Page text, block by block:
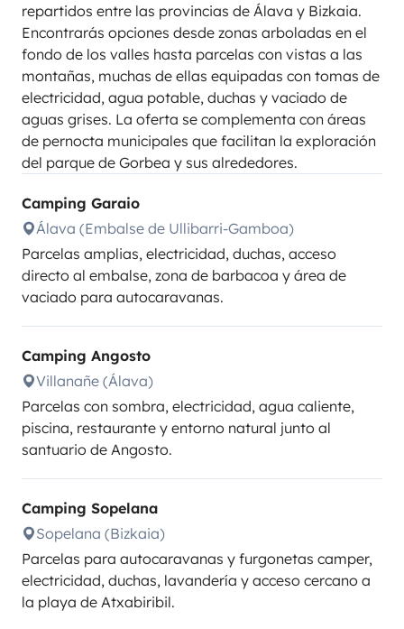
repartidos entre las provincias de Álava y Bizkaia.
Encontrarás opciones desde zonas arboladas en el
fondo de los valles hasta parcelas con vistas a las
montañas, muchas de ellas equipadas con tomas de
electricidad, agua potable, duchas y vaciado de
aguas grises. La oferta se complementa con áreas
de pernocta municipales que facilitan la exploración
del parque de Gorbea y sus alrededores.
Camping Garaio
Álava (Embalse de Ullibarri-Gamboa)
Parcelas amplias, electricidad, duchas, acceso
directo al embalse, zona de barbacoa y área de
vaciado para autocaravanas.
Camping Angosto
Villanañe (Álava)
Parcelas con sombra, electricidad, agua caliente,
piscina, restaurante y entorno natural junto al
santuario de Angosto.
Camping Sopelana
Sopelana (Bizkaia)
Parcelas para autocaravanas y furgonetas camper,
electricidad, duchas, lavandería y acceso cercano a
la playa de Atxabiribil.